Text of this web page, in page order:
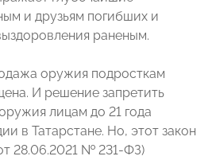
и друзьям погибших и
раненым.
оружия подросткам
И решение запретить
лицам до 21 года
в Татарстане. Но, этот закон
28.06.2021 № 231-ФЗ)